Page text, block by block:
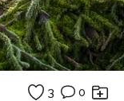
3 0